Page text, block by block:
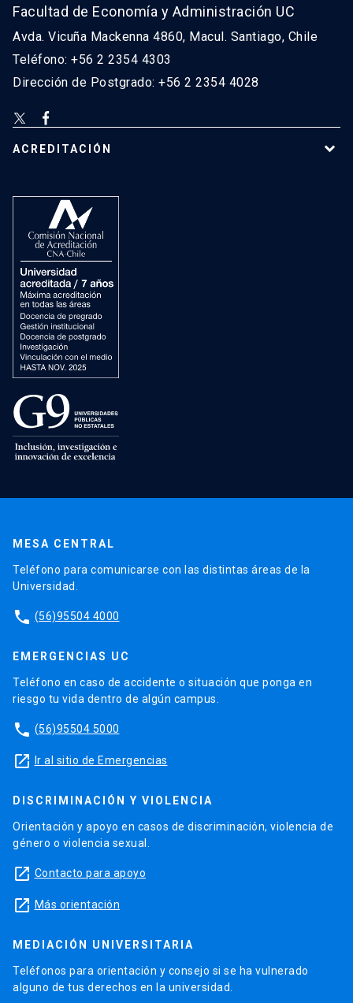
Facultad de Economía y Administración UC
Avda. Vicuña Mackenna 4860, Macul. Santiago, Chile
Teléfono: +56 2 2354 4303
Dirección de Postgrado: +56 2 2354 4028
ACREDITACIÓN
MESA CENTRAL
Teléfono para comunicarse con las distintas áreas de la
Universidad.
phone (56)95504 4000
EMERGENCIAS UC
Teléfono en caso de accidente o situación que ponga en
riesgo tu vida dentro de algún campus.
phone (56)95504 5000
launch Ir al sitio de Emergencias
DISCRIMINACIÓN Y VIOLENCIA
Orientación y apoyo en casos de discriminación, violencia de
género o violencia sexual.
launch Contacto para apoyo
launch Más orientación
MEDIACIÓN UNIVERSITARIA
Teléfonos para orientación y consejo si se ha vulnerado
alguno de tus derechos en la universidad.